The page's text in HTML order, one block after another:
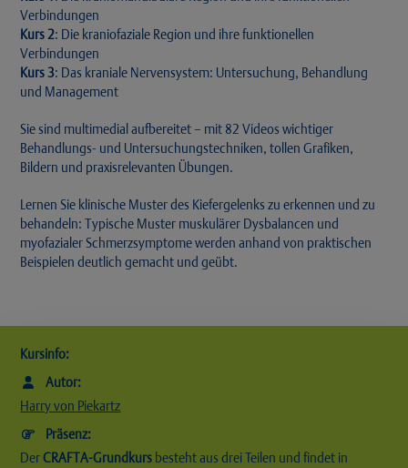
Verbindungen
Kurs 2: Die kraniofaziale Region und ihre funktionellen
Verbindungen
Kurs 3: Das kraniale Nervensystem: Untersuchung, Behandlung
und Management
Sie sind multimedial aufbereitet – mit 82 Videos wichtiger
Behandlungs- und Untersuchungstechniken, tollen Grafiken,
Bildern und praxisrelevanten Übungen.
Lernen Sie klinische Muster des Kiefergelenks zu erkennen und zu
behandeln: Typische Muster muskulärer Dysbalancen und
myofazialer Schmerzsymptome werden anhand von praktischen
Beispielen deutlich gemacht und geübt.
Kursinfo:
Autor:
Harry von Piekartz
Präsenz:
DerCRAFTA-Grundkurs besteht aus drei Teilen und findet in